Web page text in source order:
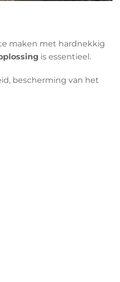
maken met hardnekkig
is essentieel.
bescherming van het